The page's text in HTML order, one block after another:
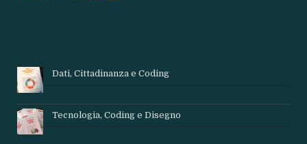
Dati, Cittadinanza e Coding
Tecnologia, Coding e Disegno